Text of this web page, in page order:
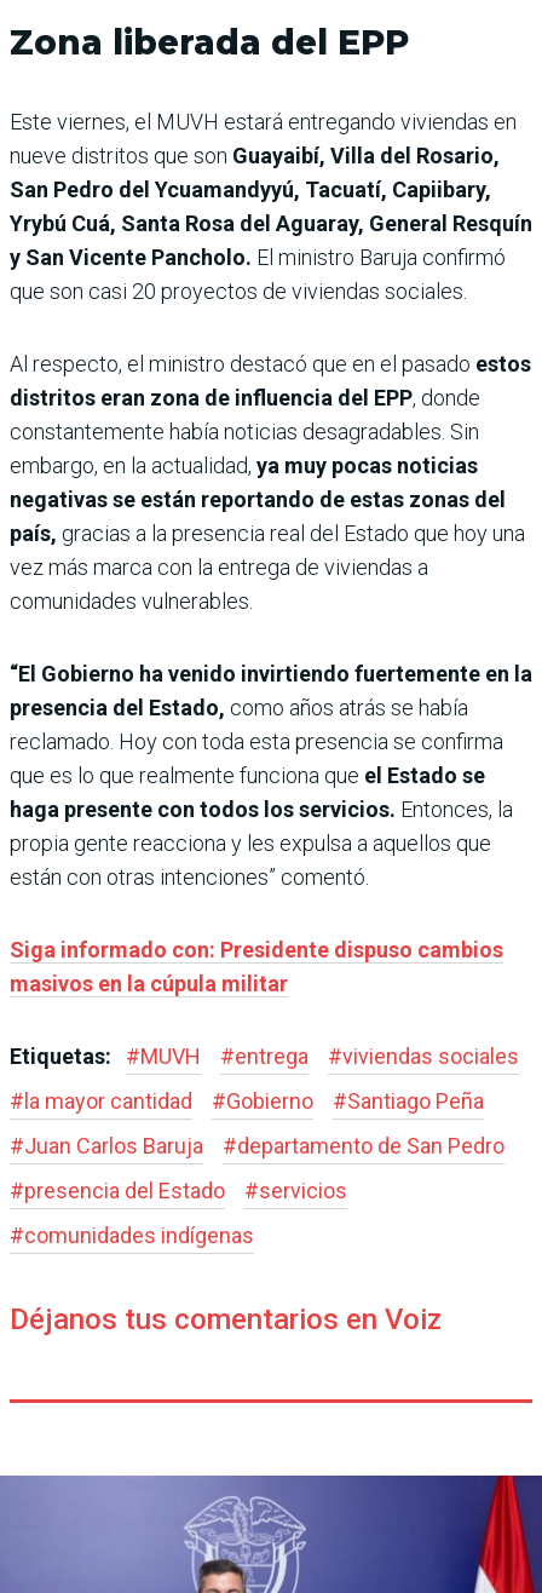
Zona liberada del EPP
Este viernes, el MUVH estará entregando viviendas en
nueve distritos que son Guayaibí, Villa del Rosario,
San Pedro del Ycuamandyyú, Tacuatí, Capiibary,
Yrybú Cuá, Santa Rosa del Aguaray, General Resquín
y San Vicente Pancholo. El ministro Baruja confirmó
que son casi 20 proyectos de viviendas sociales.
Al respecto, el ministro destacó que en el pasado estos
distritos eran zona de influencia del EPP, donde
constantemente había noticias desagradables. Sin
embargo, en la actualidad, ya muy pocas noticias
negativas se están reportando de estas zonas del
país, gracias a la presencia real del Estado que hoy una
vez más marca con la entrega de viviendas a
comunidades vulnerables.
“El Gobierno ha venido invirtiendo fuertemente en la
presencia del Estado, como años atrás se había
reclamado. Hoy con toda esta presencia se confirma
que es lo que realmente funciona que el Estado se
haga presente con todos los servicios. Entonces, la
propia gente reacciona y les expulsa a aquellos que
están con otras intenciones” comentó.
Siga informado con: Presidente dispuso cambios
masivos en la cúpula militar
Etiquetas: #MUVH #entrega #viviendas sociales
#la mayor cantidad #Gobierno #Santiago Peña
#Juan Carlos Baruja #departamento de San Pedro
#presencia del Estado #servicios
#comunidades indígenas
Déjanos tus comentarios en Voiz